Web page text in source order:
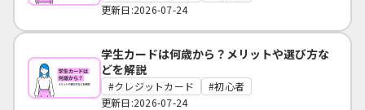
更新日:2026-07-24
学生カードは何歳から？メリットや選び方な
どを解説
クレジットカード
初心者
更新日:2026-07-24